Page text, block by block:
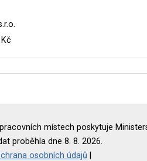
místech poskytuje
proběhla dne 8. 8. 2026.
osobních údajů